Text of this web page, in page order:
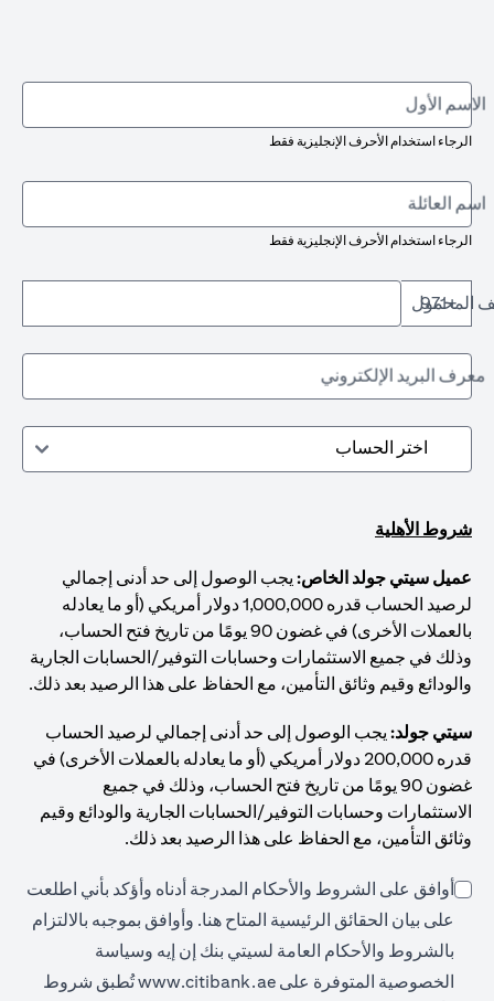
الرجاء استخدام الأحرف الإنجليزية فقط
الاسم الأول
الرجاء استخدام الأحرف الإنجليزية فقط
اسم العائلة
+971
المحمول
معرف البريد الإلكتروني
شروط الأهلية
عميل سيتي جولد الخاص: يجب الوصول إلى حد أدنى إجمالي
لرصيد الحساب قدره 1,000,000 دولار أمريكي (أو ما يعادله
بالعملات الأخرى) في غضون 90 يومًا من تاريخ فتح الحساب،
وذلك في جميع الاستثمارات وحسابات التوفير/الحسابات الجارية
والودائع وقيم وثائق التأمين، مع الحفاظ على هذا الرصيد بعد ذلك.
سيتي جولد: يجب الوصول إلى حد أدنى إجمالي لرصيد الحساب
قدره 200,000 دولار أمريكي (أو ما يعادله بالعملات الأخرى) في
غضون 90 يومًا من تاريخ فتح الحساب، وذلك في جميع
الاستثمارات وحسابات التوفير/الحسابات الجارية والودائع وقيم
وثائق التأمين، مع الحفاظ على هذا الرصيد بعد ذلك.
أوافق على الشروط والأحكام المدرجة أدناه وأؤكد بأني اطلعت
على بيان الحقائق الرئيسية المتاح هنا(opens in a new tab). وأوافق بموجبه بالالتزام
بالشروط والأحكام العامة لسيتي بنك إن إيه وسياسة
الخصوصية المتوفرة على www.citibank.ae
(opens in a new tab)تُطبق شروط